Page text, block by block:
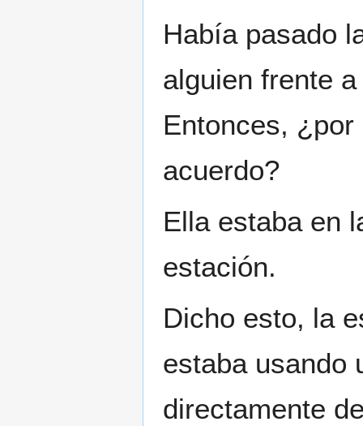
Había pasado
alguien frente
Entonces,
acuerdo?
Ella estaba en
estación.
Dicho esto, la
estaba usando
directamente